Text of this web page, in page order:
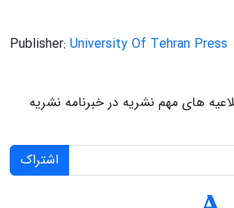
Publisher: University Of Tehran Press
های مهم نشریه در خبرنامه نشریه
اشتراک